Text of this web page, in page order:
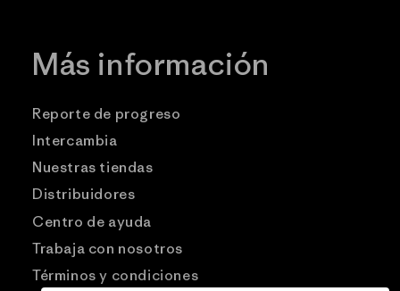
Más información
Reporte de progreso
Intercambia
Nuestras tiendas
Distribuidores
Centro de ayuda
Trabaja con nosotros
Términos y condiciones